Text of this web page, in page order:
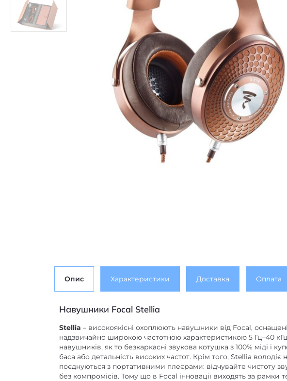
Опис Характеристики Доставка Оплата
Навушники Focal Stellia
Stellia – високоякісні охоплюють навушники від Focal,
надзвичайно широкою частотною характеристикою 5 Гц–40
навушників, як то безкаркасні звукова котушка з 100% міді і
баса або детальність високих частот. Крім того, Stellia
поєднуються з портативними плеєрами: відчувайте чистоту
без компромісів. Тому що в Focal інновації виходять за